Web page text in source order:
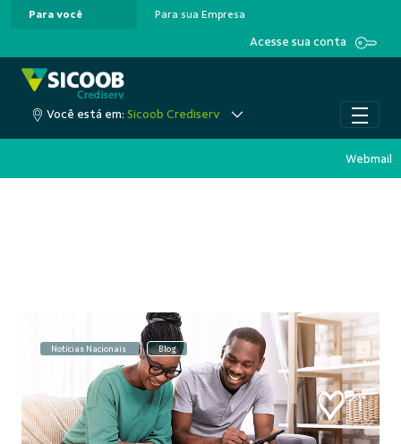
Pular para o Conteúdo principal
Para você Para sua Empresa
Acesse sua conta
Você está em: Sicoob Crediserv
Webmail
Notícias Nacionais Blog